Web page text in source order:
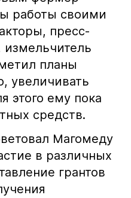
работы своими
пресс-
планы
увеличивать
этого ему пока
средств.
Магомеду
в различных
грантов